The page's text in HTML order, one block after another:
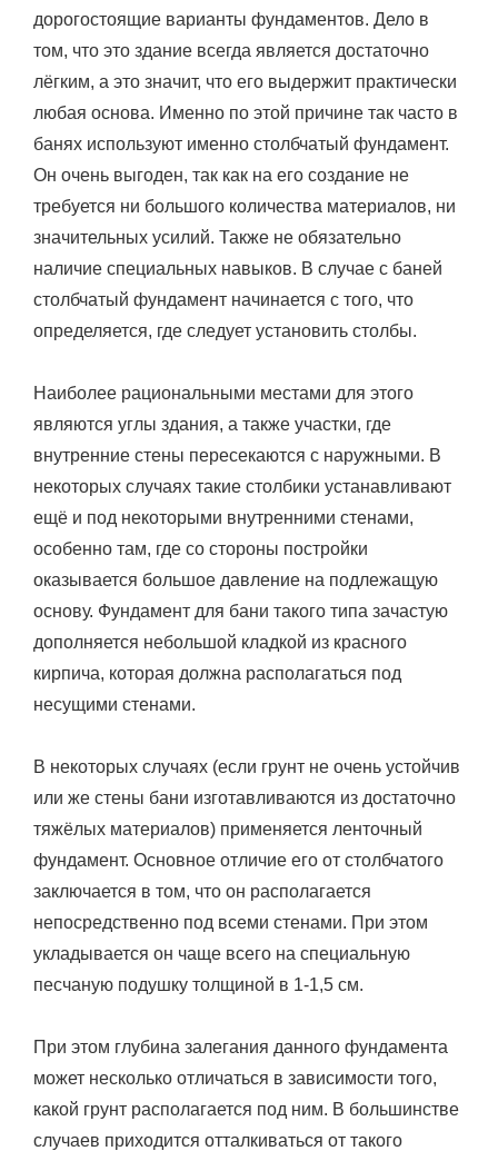
дорогостоящие варианты фундаментов. Дело в
том, что это здание всегда является достаточно
лёгким, а это значит, что его выдержит практически
любая основа. Именно по этой причине так часто в
банях используют именно столбчатый фундамент.
Он очень выгоден, так как на его создание не
требуется ни большого количества материалов, ни
значительных усилий. Также не обязательно
наличие специальных навыков. В случае с баней
столбчатый фундамент начинается с того, что
определяется, где следует установить столбы.
Наиболее рациональными местами для этого
являются углы здания, а также участки, где
внутренние стены пересекаются с наружными. В
некоторых случаях такие столбики устанавливают
ещё и под некоторыми внутренними стенами,
особенно там, где со стороны постройки
оказывается большое давление на подлежащую
основу. Фундамент для бани такого типа зачастую
дополняется небольшой кладкой из красного
кирпича, которая должна располагаться под
несущими стенами.
В некоторых случаях (если грунт не очень устойчив
или же стены бани изготавливаются из достаточно
тяжёлых материалов) применяется ленточный
фундамент. Основное отличие его от столбчатого
заключается в том, что он располагается
непосредственно под всеми стенами. При этом
укладывается он чаще всего на специальную
песчаную подушку толщиной в 1-1,5 см.
При этом глубина залегания данного фундамента
может несколько отличаться в зависимости того,
какой грунт располагается под ним. В большинстве
случаев приходится отталкиваться от такого